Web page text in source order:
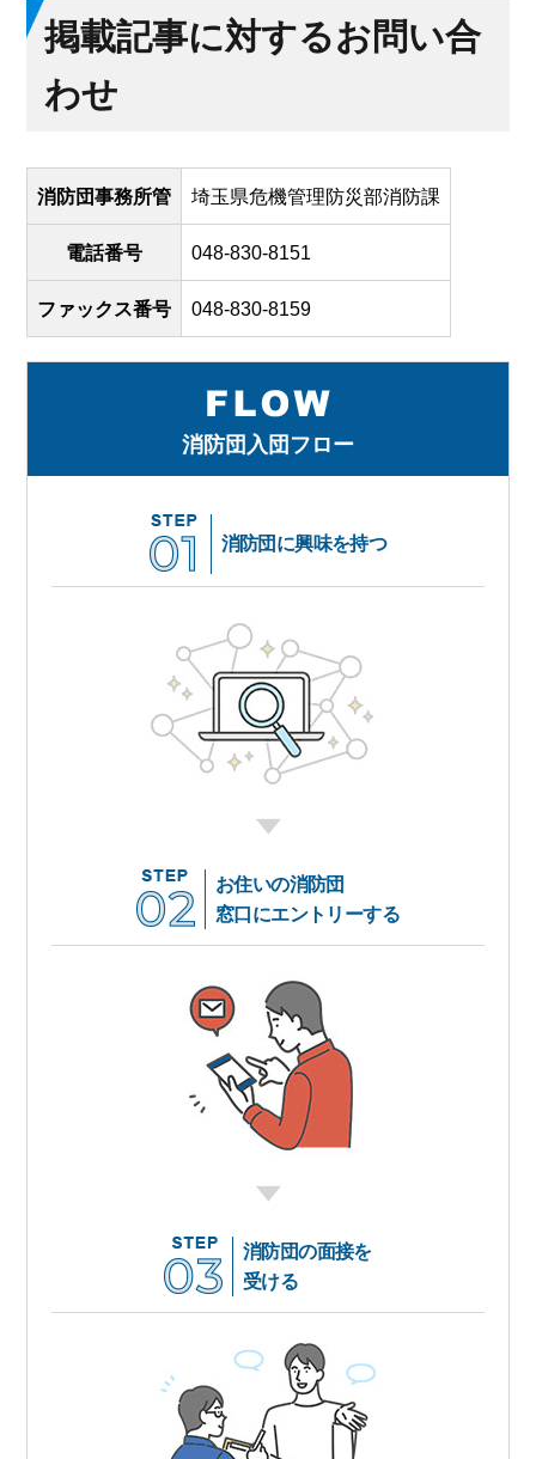
掲載記事に対するお問い合
わせ
消防団事務所管 埼玉県危機管理防災部消防課
電話番号 048-830-8151
ファックス番号 048-830-8159
消防団入団フロー
消防団に興味を持つ
お住いの消防団
窓口にエントリーする
消防団の面接を
受ける